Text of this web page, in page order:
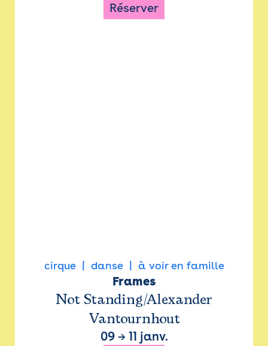
Réserver
cirque danse à voir en famille
Frames
Not Standing/Alexander
Vantournhout
09→ 11 janv.